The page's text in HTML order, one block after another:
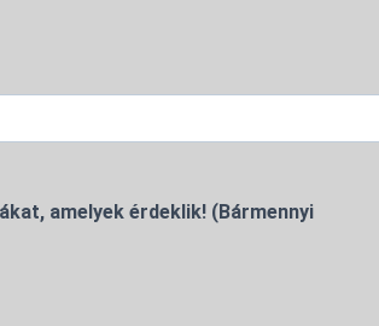
amelyek érdeklik! (Bármennyi